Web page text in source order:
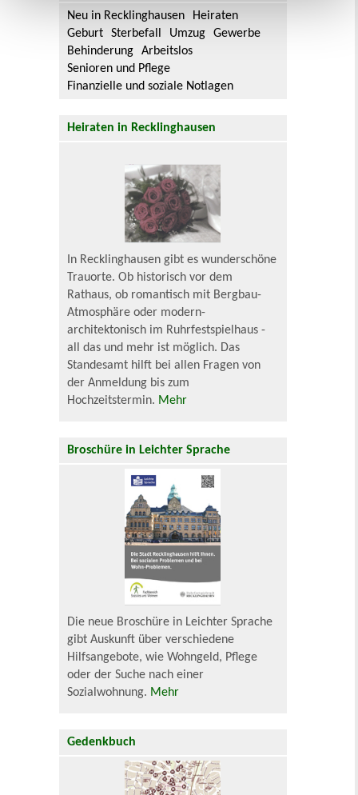
Neu in Recklinghausen
Heiraten
Geburt
Sterbefall Umzug
Gewerbe
Behinderung
Arbeitslos
Senioren und Pflege
Finanzielle und soziale Notlagen
Heiraten in Recklinghausen
In Recklinghausen gibt es wunderschöne
Trauorte. Ob historisch vor dem
Rathaus, ob romantisch mit Bergbau-
Atmosphäre oder modern-
architektonisch im Ruhrfestspielhaus -
all das und mehr ist möglich. Das
Standesamt hilft bei allen Fragen von
der Anmeldung bis zum
Hochzeitstermin. Mehr
Broschüre in Leichter Sprache
Die neue Broschüre in Leichter Sprache
gibt Auskunft über verschiedene
Hilfsangebote, wie Wohngeld, Pflege
oder der Suche nach einer
Sozialwohnung. Mehr
Gedenkbuch